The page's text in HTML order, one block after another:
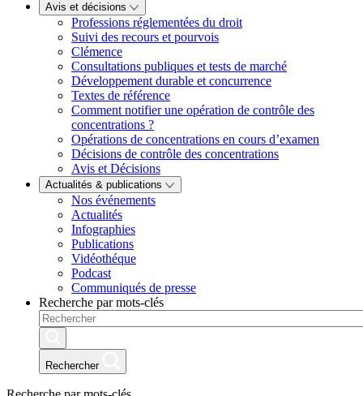
Avis et décisions
Professions réglementées du droit
Suivi des recours et pourvois
Clémence
Consultations publiques et tests de marché
Développement durable et concurrence
Textes de référence
Comment notifier une opération de contrôle des
concentrations ?
Opérations de concentrations en cours d’examen
Décisions de contrôle des concentrations
Avis et Décisions
Actualités & publications
Nos événements
Actualités
Infographies
Publications
Vidéothéque
Podcast
Communiqués de presse
Recherche par mots-clés
Rechercher